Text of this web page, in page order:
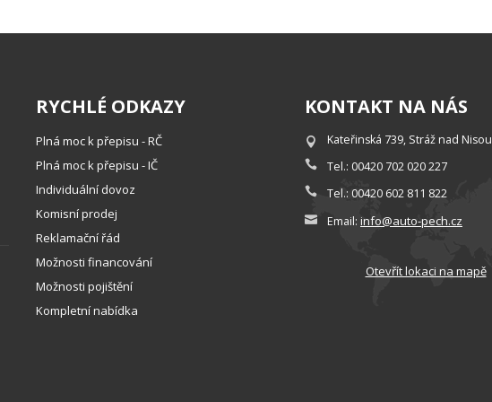
RYCHLÉ ODKAZY
Plná moc k přepisu - RČ
Plná moc k přepisu - IČ
Individuální dovoz
Komisní prodej
Reklamační řád
Možnosti financování
Možnosti pojištění
Kompletní nabídka
KONTAKT NA NÁS
Kateřinská 739, Stráž nad
Tel.: 00420 702 020 227
Tel.: 00420 602 811 822
Email: info@auto-pech.cz
Otevřít lokaci na mapě